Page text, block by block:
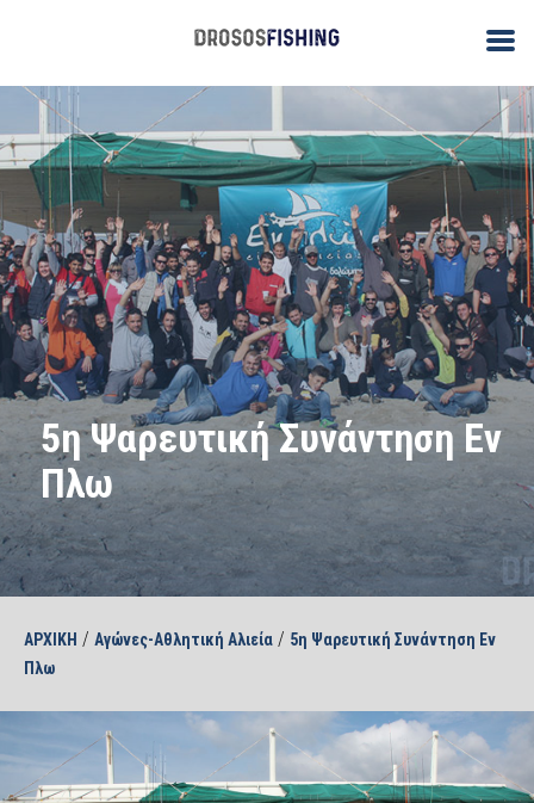
5η Ψαρευτική Συνάντηση Εν
Πλω
ΑΡΧΙΚΗ / Αγώνες-Αθλητική Αλιεία / 5η Ψαρευτική Συνάντηση Εν
Πλω